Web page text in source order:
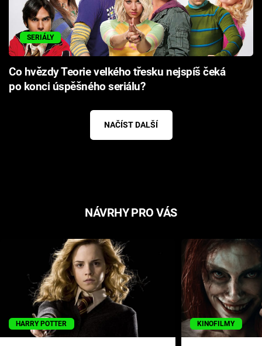
SERIÁLY
Co hvězdy Teorie velkého třesku nejspíš čeká
po konci úspěšného seriálu?
NAČÍST DALŠÍ
NÁVRHY PRO VÁS
HARRY POTTER KINOFILMY